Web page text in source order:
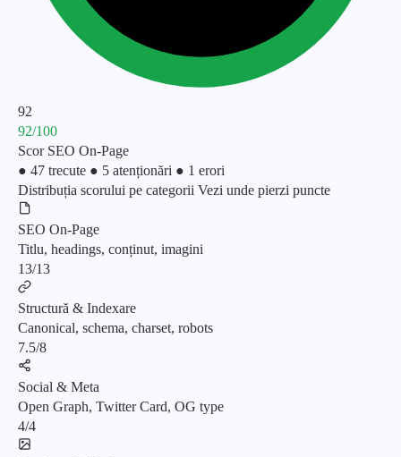
92
92/100
Scor SEO On-Page
● 47 trecute ● 5 atenționări ● 1 erori
Distribuția scorului pe categorii Vezi unde pierzi puncte
SEO On-Page
Titlu, headings, conținut, imagini
13/13
Structură & Indexare
Canonical, schema, charset, robots
7.5/8
Social & Meta
Open Graph, Twitter Card, OG type
4/4